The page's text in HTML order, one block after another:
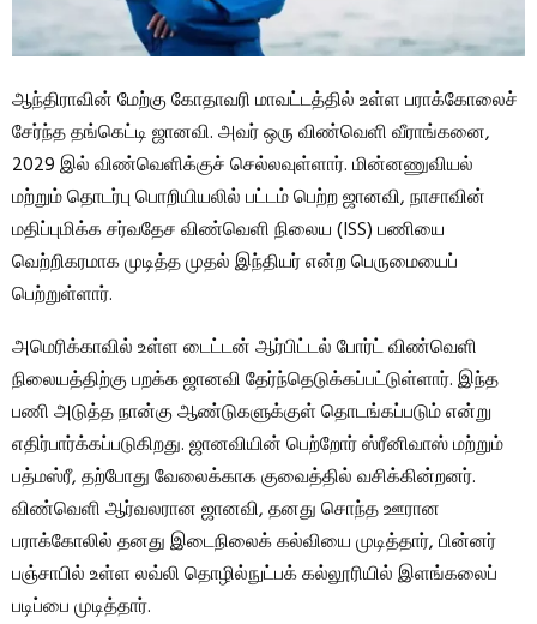
ஆந்திராவின் மேற்கு கோதாவரி மாவட்டத்தில் உள்ள பராக்கோலைச்
சேர்ந்த தங்கெட்டி ஜானவி. அவர் ஒரு விண்வெளி வீராங்கனை,
2029 இல் விண்வெளிக்குச் செல்லவுள்ளார். மின்னணுவியல்
மற்றும் தொடர்பு பொறியியலில் பட்டம் பெற்ற ஜானவி, நாசாவின்
மதிப்புமிக்க சர்வதேச விண்வெளி நிலைய (ISS) பணியை
வெற்றிகரமாக முடித்த முதல் இந்தியர் என்ற பெருமையைப்
பெற்றுள்ளார்.
அமெரிக்காவில் உள்ள டைட்டன் ஆர்பிட்டல் போர்ட் விண்வெளி
நிலையத்திற்கு பறக்க ஜானவி தேர்ந்தெடுக்கப்பட்டுள்ளார். இந்த
பணி அடுத்த நான்கு ஆண்டுகளுக்குள் தொடங்கப்படும் என்று
எதிர்பார்க்கப்படுகிறது. ஜானவியின் பெற்றோர் ஸ்ரீனிவாஸ் மற்றும்
பத்மஸ்ரீ, தற்போது வேலைக்காக குவைத்தில் வசிக்கின்றனர்.
விண்வெளி ஆர்வலரான ஜானவி, தனது சொந்த ஊரான
பராக்கோலில் தனது இடைநிலைக் கல்வியை முடித்தார், பின்னர்
பஞ்சாபில் உள்ள லவ்லி தொழில்நுட்பக் கல்லூரியில் இளங்கலைப்
படிப்பை முடித்தார்.